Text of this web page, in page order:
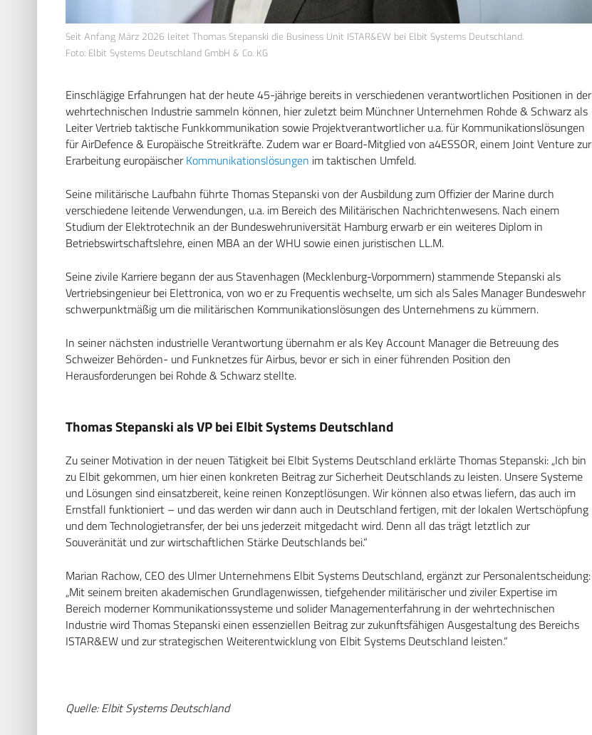
Seit Anfang März 2026 leitet Thomas Stepanski die Business Unit ISTAR&EW bei Elbit Systems Deutschland.
Foto: Elbit Systems Deutschland GmbH & Co. KG
Einschlägige Erfahrungen hat der heute 45-jährige bereits in verschiedenen verantwortlichen Positionen in der
wehrtechnischen Industrie sammeln können, hier zuletzt beim Münchner Unternehmen Rohde & Schwarz als
Leiter Vertrieb taktische Funkkommunikation sowie Projektverantwortlicher u.a. für Kommunikationslösungen
für AirDefence & Europäische Streitkräfte. Zudem war er Board-Mitglied von a4ESSOR, einem Joint Venture zur
Erarbeitung europäischerKommunikationslösungen im taktischen Umfeld.
Seine militärische Laufbahn führte Thomas Stepanski von der Ausbildung zum Offizier der Marine durch
verschiedene leitende Verwendungen, u.a. im Bereich des Militärischen Nachrichtenwesens. Nach einem
Studium der Elektrotechnik an der Bundeswehruniversität Hamburg erwarb er ein weiteres Diplom in
Betriebswirtschaftslehre, einen MBA an der WHU sowie einen juristischen LL.M.
Seine zivile Karriere begann der aus Stavenhagen (Mecklenburg-Vorpommern) stammende Stepanski als
Vertriebsingenieur bei Elettronica, von wo er zu Frequentis wechselte, um sich als Sales Manager Bundeswehr
schwerpunktmäßig um die militärischen Kommunikationslösungen des Unternehmens zu kümmern.
In seiner nächsten industrielle Verantwortung übernahm er als Key Account Manager die Betreuung des
Schweizer Behörden- und Funknetzes für Airbus, bevor er sich in einer führenden Position den
Herausforderungen bei Rohde & Schwarz stellte.
Thomas Stepanski als VP bei Elbit Systems Deutschland
Zu seiner Motivation in der neuen Tätigkeit bei Elbit Systems Deutschland erklärte Thomas Stepanski: „Ich bin
zu Elbit gekommen, um hier einen konkreten Beitrag zur Sicherheit Deutschlands zu leisten. Unsere Systeme
und Lösungen sind einsatzbereit, keine reinen Konzeptlösungen. Wir können also etwas liefern, das auch im
Ernstfall funktioniert – und das werden wir dann auch in Deutschland fertigen, mit der lokalen Wertschöpfung
und dem Technologietransfer, der bei uns jederzeit mitgedacht wird. Denn all das trägt letztlich zur
Souveränität und zur wirtschaftlichen Stärke Deutschlands bei.“
Marian Rachow, CEO des Ulmer Unternehmens Elbit Systems Deutschland, ergänzt zur Personalentscheidung:
„Mit seinem breiten akademischen Grundlagenwissen, tiefgehender militärischer und ziviler Expertise im
Bereich moderner Kommunikationssysteme und solider Managementerfahrung in der wehrtechnischen
Industrie wird Thomas Stepanski einen essenziellen Beitrag zur zukunftsfähigen Ausgestaltung des Bereichs
ISTAR&EW und zur strategischen Weiterentwicklung von Elbit Systems Deutschland leisten.“
Quelle: Elbit Systems Deutschland